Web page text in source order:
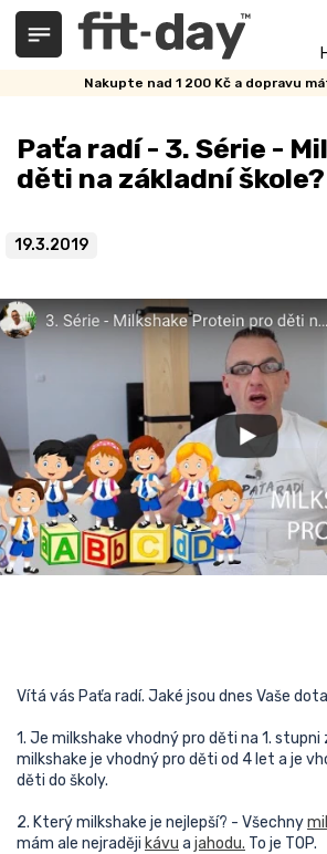
Přejít
obsah
Nakupte nad 1 200 Kč a dopravu
Paťa radí - 3. Série -
děti na základní škole?
19.3.2019
Vítá vás Paťa radí. Jaké jsou dnes Vaše
1. Je milkshake vhodný pro děti na 1. stupni
milkshake je vhodný pro děti od 4 let a je
děti do školy.
2. Který milkshake je nejlepší? - Všechny
mám ale nejraději kávu a jahodu. To je TOP.